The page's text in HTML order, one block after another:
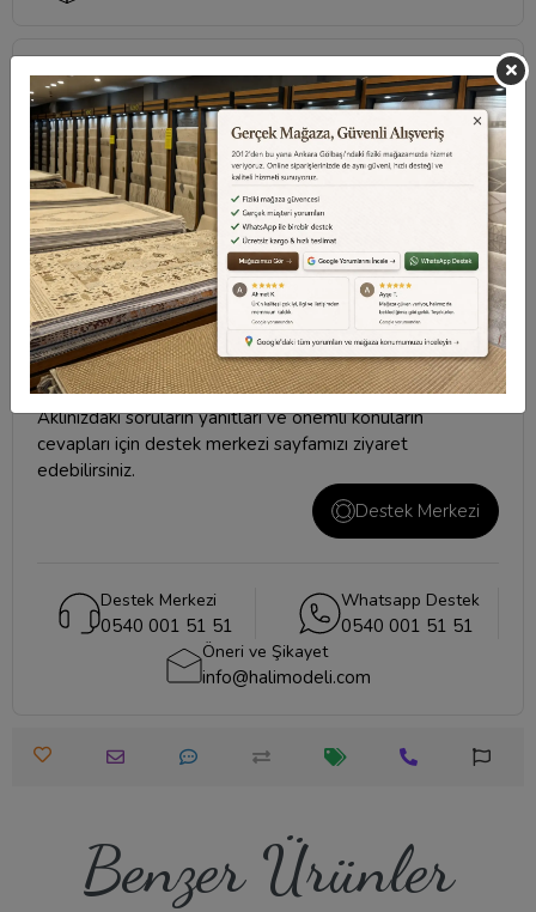
Sıkça Sorulan Sorular
Taksit Seçenekleri
Değerlendirmeler
Destek Merkezi
Aklınızdaki soruların yanıtları ve önemli konuların
cevapları için destek merkezi sayfamızı ziyaret
edebilirsiniz.
Destek Merkezi
Destek Merkezi
0540 001 51 51
Whatsapp Destek
0540 001 51 51
Öneri ve Şikayet
info@halimodeli.com
Benzer Ürünler